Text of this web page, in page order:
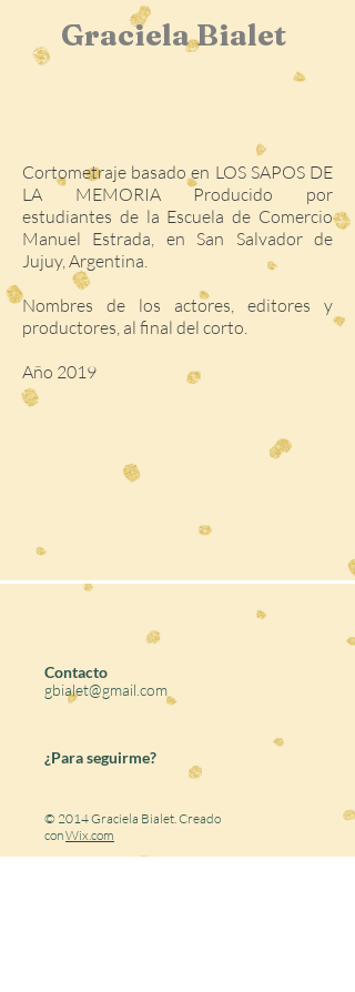
Graciela Bialet
Cortometraje basado en LOS SAPOS DE
LA MEMORIA Producido por
estudiantes de la Escuela de Comercio
Manuel Estrada, en San Salvador de
Jujuy, Argentina.
Nombres de los actores, editores y
productores, al final del corto.
Año 2019
Contacto
gbialet@gmail.com
¿Para seguirme?
© 2014 Graciela Bialet. Creado
conWix.com